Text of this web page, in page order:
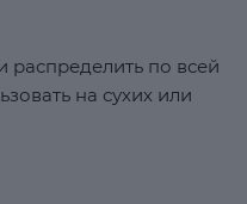
распределить по всей
на сухих или